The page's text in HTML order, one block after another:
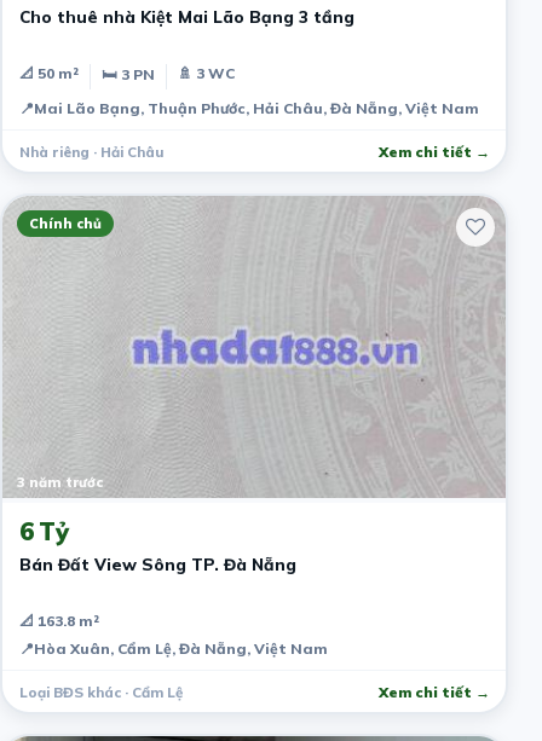
Cho thuê nhà Kiệt Mai Lão Bạng 3 tầng
📐 50 m² 🛏 3 PN
🚿 3 WC
📍Mai Lão Bạng, Thuận Phước, Hải Châu, Đà Nẵng, Việt Nam
Nhà riêng · Hải Châu Xem chi tiết →
Chính chủ
3 năm trước
6 Tỷ
Bán Đất View Sông TP. Đà Nẵng
📐 163.8 m²
📍Hòa Xuân, Cẩm Lệ, Đà Nẵng, Việt Nam
Loại BĐS khác · Cẩm Lệ Xem chi tiết →